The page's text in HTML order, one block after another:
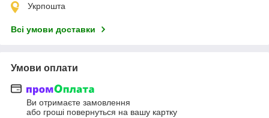
Укрпошта
Всі умови доставки
Умови оплати
Ви отримаєте замовлення
або гроші повернуться на вашу картку